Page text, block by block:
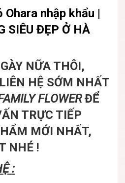
Ohara nhập khẩu |
SIÊU ĐẸP Ở HÀ
NỮA THÔI,
HỆ SỚM NHẤT
FLOWER ĐỂ
TRỰC TIẾP
MỚI NHẤT,
NHÉ !
: